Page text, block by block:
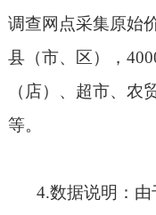
调查网点采集原始
县（市、区），
（店）、超市、农
等。
4.数据说明：由